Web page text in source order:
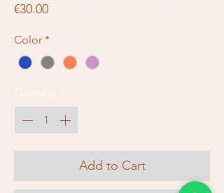
€30.00Price
Color *
Add to Cart